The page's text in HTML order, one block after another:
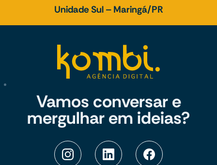
Unidade Sul – Maringá/PR
Vamos conversar e
mergulhar em ideias?